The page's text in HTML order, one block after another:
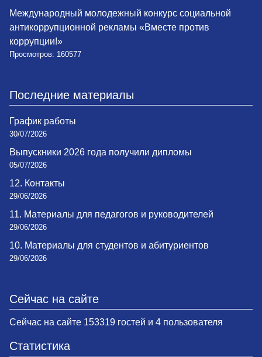
Международный молодежный конкурс социальной
антикоррупционной рекламы «Вместе против
коррупции!»
Просмотров: 160577
Последние материалы
График работы
30/07/2026
Выпускники 2026 года получили дипломы
05/07/2026
12. Контакты
29/06/2026
11. Материалы для педагогов и руководителей
29/06/2026
10. Материалы для студентов и абитуриентов
29/06/2026
Сейчас на сайте
Сейчас на сайте 153319 гостей и 4 пользователя
Статистика